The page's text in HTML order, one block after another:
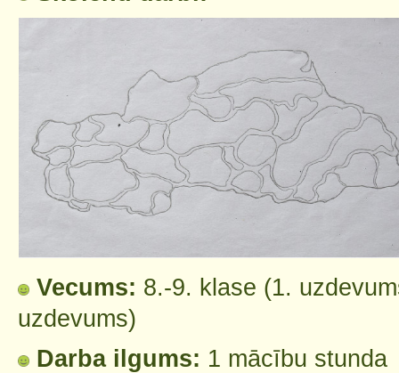
Vecums: 8.-9. klase (1.
uzdevums)
Darba ilgums: 1 mācību stunda